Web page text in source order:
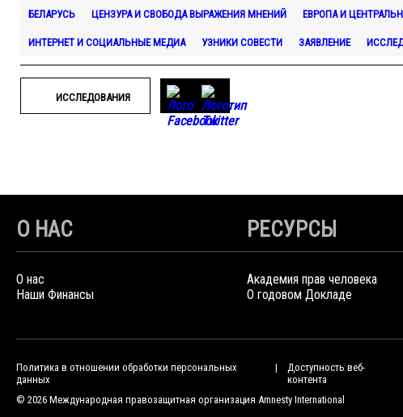
БЕЛАРУСЬ ЦЕНЗУРА И СВОБОДА ВЫРАЖЕНИЯ МНЕНИЙ ЕВРОПА И
ИНТЕРНЕТ И СОЦИАЛЬНЫЕ МЕДИА УЗНИКИ СОВЕСТИ ЗАЯВЛЕНИЕ
ИССЛЕДОВАНИЯ
О НАС
О нас
Наши Финансы
РЕСУРСЫ
Академия прав человека
О годовом Докладе
Политика в отношении обработки персональных
данных
Доступность веб-
контента
© 2026 Международная правозащитная организация Amnesty International